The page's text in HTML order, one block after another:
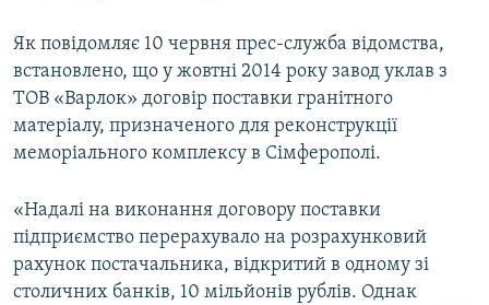
Як повідомляє 10 червня прес-служба відомства,
встановлено, що у жовтні 2014 року завод уклав з
ТОВ «Варлок» договір поставки гранітного
матеріалу, призначеного для реконструкції
меморіального комплексу в Сімферополі.
«Надалі на виконання договору поставки
підприємство перерахувало на розрахунковий
рахунок постачальника, відкритий в одному зі
столичних банків, 10 мільйонів рублів. Однак